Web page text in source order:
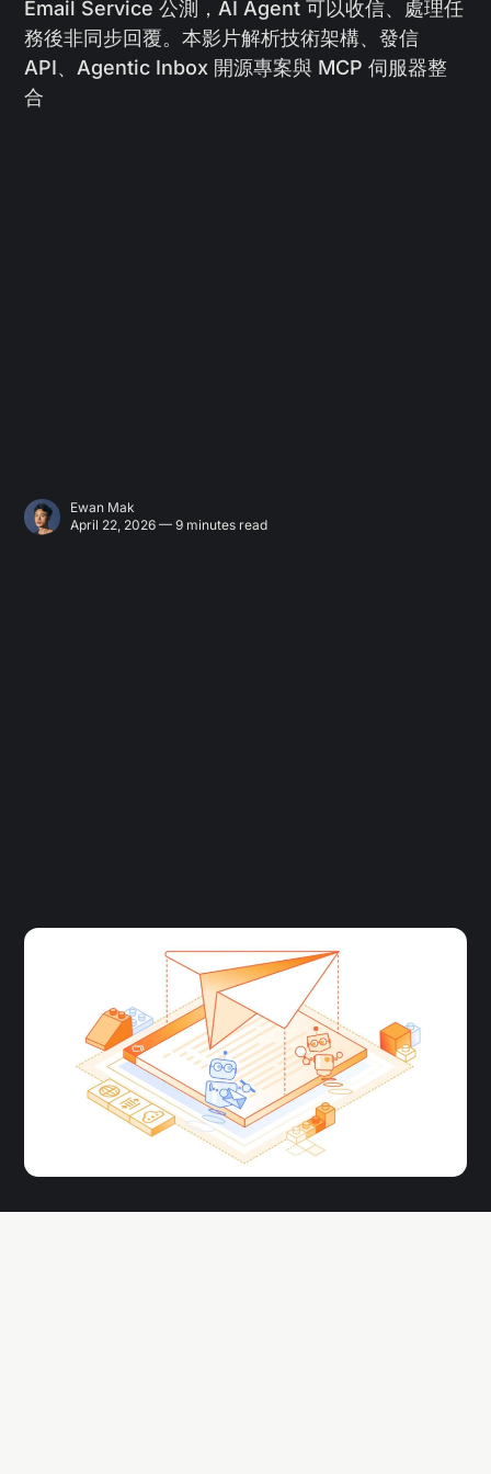
Email Service 公測，AI Agent 可以收信、處理任
務後非同步回覆。本影片解析技術架構、發信
API、Agentic Inbox 開源專案與 MCP 伺服器整
合
Ewan Mak
April 22, 2026 — 9 minutes read